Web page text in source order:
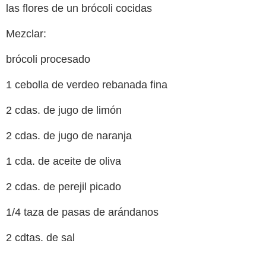
las flores de un brócoli cocidas
Mezclar:
brócoli procesado
1 cebolla de verdeo rebanada fina
2 cdas. de jugo de limón
2 cdas. de jugo de naranja
1 cda. de aceite de oliva
2 cdas. de perejil picado
1/4 taza de pasas de arándanos
2 cdtas. de sal